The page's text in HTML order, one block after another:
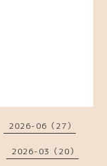
2026-06（27）
2026-03（20）